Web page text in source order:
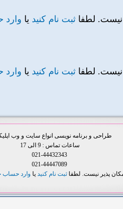
نیست. لطفاثبت نام کنید یا
نیست. لطفاثبت نام کنید یا
طراحی و برنامه نویسی انواع سایت و وب
ساعات تماس : 9 الی 17
021-44432343
021-44447089
پذیر نیست. لطفاثبت نام کنید یا وارد حساب